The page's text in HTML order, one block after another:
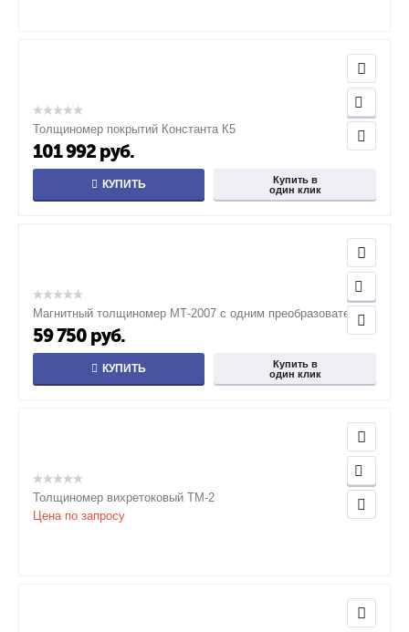
Толщиномер покрытий Константа К5
101 992 руб.
КУПИТЬ
Купить в
один клик
Магнитный толщиномер МТ-2007 с одним преобразователем
59 750 руб.
КУПИТЬ
Купить в
один клик
Толщиномер вихретоковый ТМ-2
Цена по запросу